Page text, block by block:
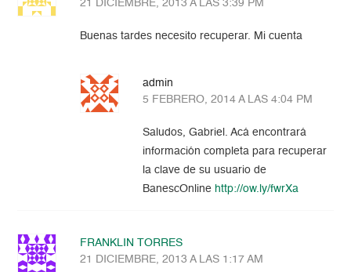
21 DICIEMBRE, 2013 A LAS 3:39 PM
Buenas tardes necesito recuperar. Mi cuenta
admin
5 FEBRERO, 2014 A LAS 4:04 PM
Saludos, Gabriel. Acá encontrará
información completa para recuperar
la clave de su usuario de
BanescOnline http://ow.ly/fwrXa
FRANKLIN TORRES
21 DICIEMBRE, 2013 A LAS 1:17 AM